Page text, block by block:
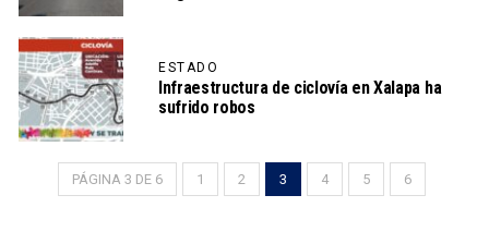
ESTADO
Infraestructura de ciclovía en Xalapa ha
sufrido robos
PÁGINA 3 DE 6 1 2 3 4 5 6